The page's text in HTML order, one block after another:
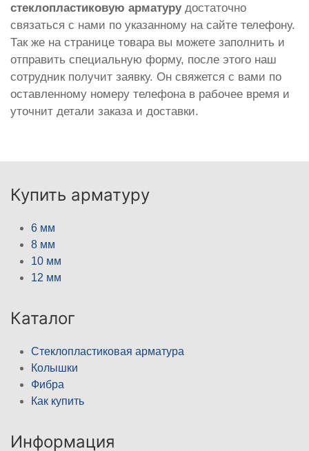
стеклопластиковую арматурудостаточно
связаться с нами по указанному на сайте телефону.
Так же на странице товара вы можете заполнить и
отправить специальную форму, после этого наш
сотрудник получит заявку. Он свяжется с вами по
оставленному номеру телефона в рабочее время и
уточнит детали заказа и доставки.
Купить арматуру
6 мм
8 мм
10 мм
12 мм
Каталог
Стеклопластиковая арматура
Колышки
Фибра
Как купить
Информация